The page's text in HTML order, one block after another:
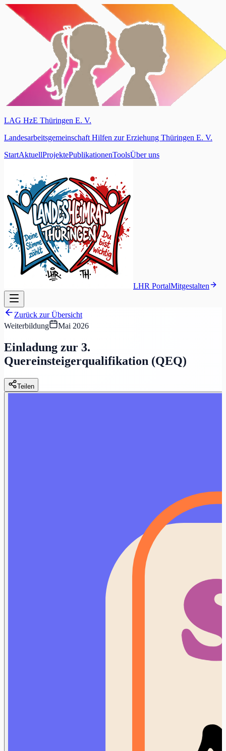
LAG HzE Thüringen E. V.
Landesarbeitsgemeinschaft Hilfen zur Erziehung Thüringen E. V.
StartAktuellProjektePublikationenToolsÜber uns
LHR PortalMitgestalten
Zurück zur Übersicht
Weiterbildung
Mai 2026
Einladung zur 3.
Quereinsteigerqualifikation (QEQ)
Teilen